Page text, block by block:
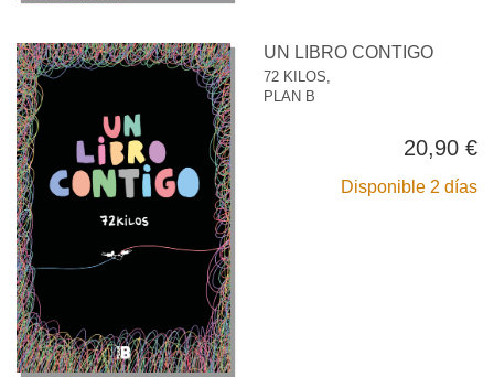
UN LIBRO CONTIGO
72 KILOS,
PLAN B
20,90 €
Disponible 2 días